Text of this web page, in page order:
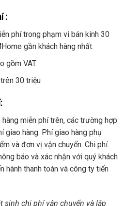
:
phí trong phạm vi bán kinh 30
gần khách hàng nhất.
gồm VAT.
30 triệu
miễn phí trên, các trường hợp
giao hàng. Phí giao hàng phụ
và đơn vị vận chuyển. Chi phí
báo và xác nhận với quý khách
hành thanh toán và công ty tiến
sinh chi phí vận chuyển và lắp